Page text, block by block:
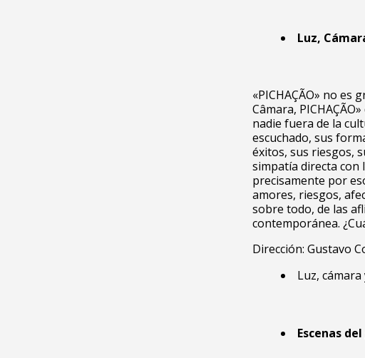
Luz,
«PICHAÇÃO» no es
Câmara,
nadie fuera de la
escuchado, sus
éxitos, sus riesgos,
simpatía directa con
precisamente por
amores, riesgos,
sobre todo, de las
contemporánea.
Dirección: Gustavo
Luz,
Escenas